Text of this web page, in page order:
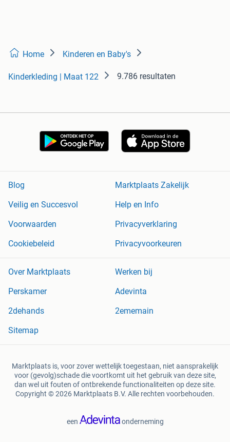
Home Kinderen en Baby's
Kinderkleding | Maat 122 9.786 resultaten
Blog
Marktplaats Zakelijk
Veilig en Succesvol
Help en Info
Voorwaarden
Privacyverklaring
Cookiebeleid
Privacyvoorkeuren
Over Marktplaats
Werken bij
Perskamer
Adevinta
2dehands
2ememain
Sitemap
Marktplaats is, voor zover wettelijk toegestaan, niet aansprakelijk
voor (gevolg)schade die voortkomt uit het gebruik van deze site,
dan wel uit fouten of ontbrekende functionaliteiten op deze site.
Copyright © 2026 Marktplaats B.V. Alle rechten voorbehouden.
een onderneming